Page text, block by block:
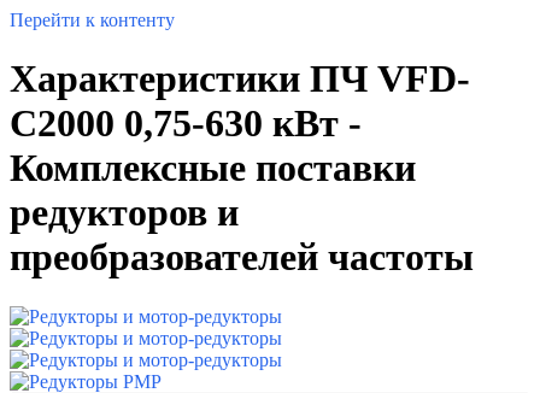
Перейти к контенту
Характеристики ПЧ VFD-
C2000 0,75-630 кВт -
Комплексные поставки
редукторов и
преобразователей частоты